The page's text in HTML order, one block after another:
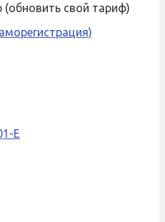
свой тариф)
E